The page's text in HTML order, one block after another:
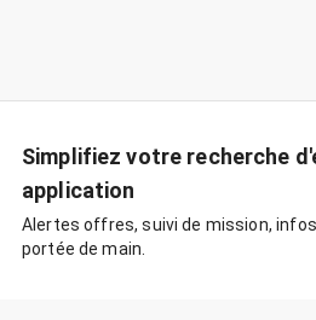
Simplifiez votre recherche
application
Alertes offres, suivi de mission,
portée de main.